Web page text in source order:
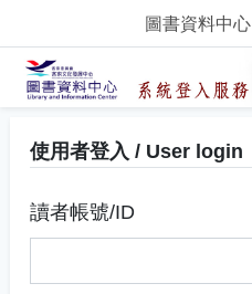
圖書資料中心
使用者登入 / User login
讀者帳號/ID